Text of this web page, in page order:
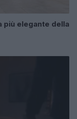
più elegante della